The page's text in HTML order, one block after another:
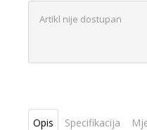
Artikl nije dostupan
Opis Specifikacija